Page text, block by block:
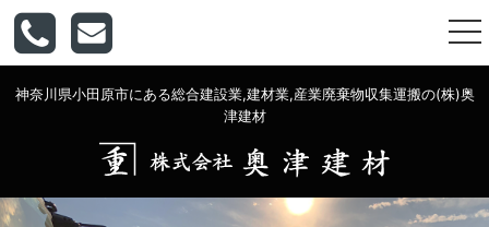
神奈川県小田原市にある総合建設業,建材業,産業廃棄物収集運搬の(株)奥
津建材